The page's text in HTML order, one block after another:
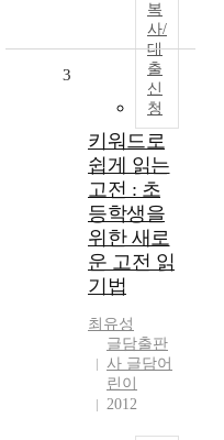
복
사/
대
출
신
청
3
키워드로
쉽게 읽는
고전 : 초
등학생을
위한 새로
운 고전 읽
기법
최유성
글담출판
사 글담어
린이
2012